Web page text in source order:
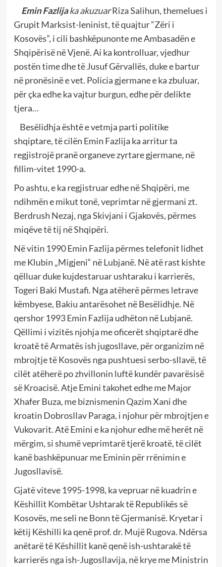
Emin Fazlijaka akuzuarRiza Salihun, themelues i
Grupit Marksist-leninist, të quajtur “Zëri i
Kosovës”, i cili bashkëpunonte me Ambasadën e
Shqipërisë në Vjenë. Ai ka kontrolluar, vjedhur
postën time dhe të Jusuf Gërvallës, duke e bartur
në pronësinë e vet. Policia gjermane e ka zbuluar,
për çka edhe ka vajtur burgun, edhe për delikte
tjera…
Besëlidhja është e vetmja parti politike
shqiptare, të cilën Emin Fazlija ka arritur ta
regjistrojë pranë organeve zyrtare gjermane, në
fillim-vitet 1990-a.
Po ashtu, e ka regjistruar edhe në Shqipëri, me
ndihmën e mikut tonë, veprimtar në gjermani zt.
Berdrush Nezaj, nga Skivjani i Gjakovës, përmes
miqëve të tij në Shqipëri.
Në vitin 1990 Emin Fazlija përmes telefonit lidhet
me Klubin „Migjeni“ në Lubjanë. Në atë rast kishte
qëlluar duke kujdestaruar ushtaraku i karrierës,
Togeri Baki Mustafi. Nga atëherë përmes letrave
këmbyese, Bakiu antarësohet në Besëlidhje. Në
qershor 1993 Emin Fazlija udhëton në Lubjanë.
Qëllimi i vizitës njohja me oficerët shqiptarë dhe
kroatë të Armatës ish jugosllave, për organizim në
mbrojtje të Kosovës nga pushtuesi serbo-sllavë, të
cilët atëherë po zhvillonin luftë kundër pavarësisë
së Kroacisë. Atje Emini takohet edhe me Major
Xhafer Buza, me biznismenin Qazim Xani dhe
kroatin Dobrosllav Paraga, i njohur për mbrojtjen e
Vukovarit. Atë Emini e ka njohur edhe më herët në
mërgim, si shumë veprimtarë tjerë kroatë, të cilët
kanë bashkëpunuar me Eminin për rrënimin e
Jugosllavisë.
Gjatë viteve 1995-1998, ka vepruar në kuadrin e
Këshillit Kombëtar Ushtarak të Republikës së
Kosovës, me seli ne Bonn të Gjermanisë. Kryetar i
këtij Këshilli ka qenë prof. dr. Mujë Rugova. Ndërsa
anëtarë të Këshillit kanë qenë ish-ushtarakë të
karrierës nga ish-Jugosllavija, në krye me Ministrin